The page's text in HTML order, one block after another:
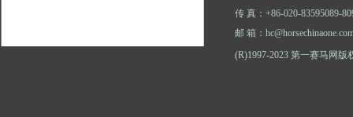
传 真：+86-020-83595089-
邮 箱：
(R)1997-2023 第一赛马网版